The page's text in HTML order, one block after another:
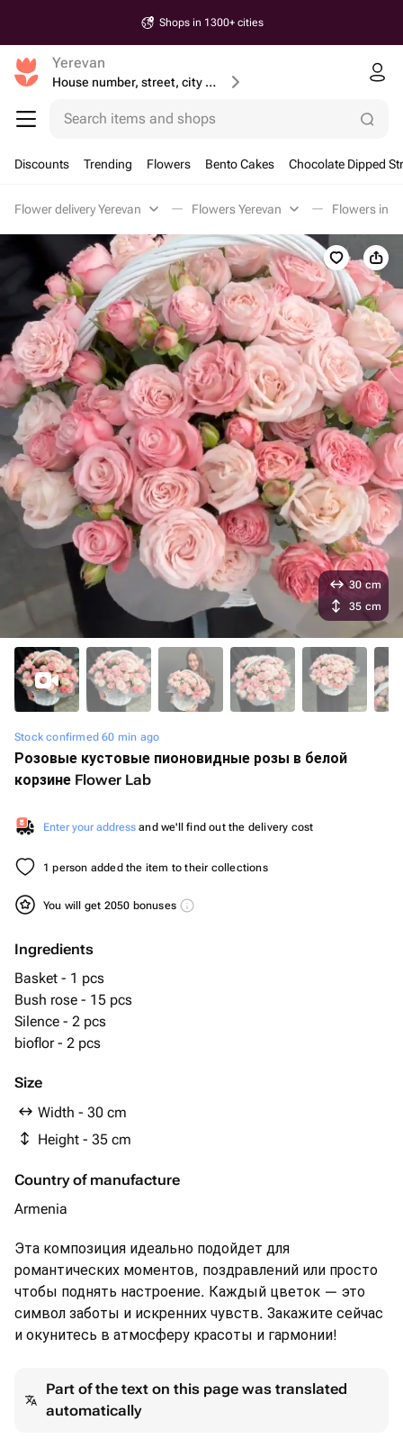
Shops in 1300+ cities
Yerevan
House number, street, city or postcode
Search items and shops
Discounts Trending Flowers Bento Cakes Chocolate Dipped
Flower delivery Yerevan Flowers Yerevan Flowers in a
Stock confirmed 60 min ago
Розовые кустовые пионовидные розы в белой
корзине Flower Lab
Enter your address and we'll find out the delivery cost
1 person added the item to their collections
You will get 2050 bonuses
Ingredients
Basket - 1 pcs
Bush rose - 15 pcs
Silence - 2 pcs
bioflor - 2 pcs
Size
Width - 30 cm
Height - 35 cm
Country of manufacture
Armenia
30 cm
35 cm
Эта композиция идеально подойдет для
романтических моментов, поздравлений или просто
чтобы поднять настроение. Каждый цветок — это
символ заботы и искренних чувств. Закажите сейчас
и окунитесь в атмосферу красоты и гармонии!
Part of the text on this page was translated
automatically